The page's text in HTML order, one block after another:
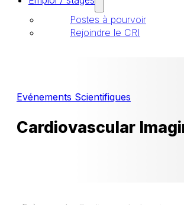
Postes à pourvoir
Rejoindre le CRI
Evénements Scientifiques
Cardiovascular